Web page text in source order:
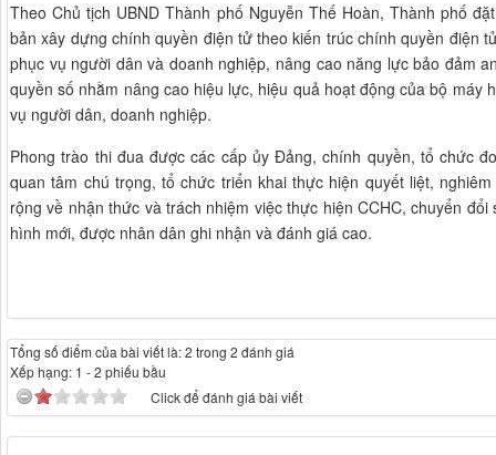
Theo Chủ tịch UBND Thành phố Nguyễn Thế Hoàn, Thành phố
bản xây dựng chính quyền điện tử theo kiến trúc chính quyền điện
phục vụ người dân và doanh nghiệp, nâng cao năng lực bảo đảm
quyền số nhằm nâng cao hiệu lực, hiệu quả hoạt động của bộ máy
vụ người dân, doanh nghiệp.
Phong trào thi đua được các cấp ủy Đảng, chính quyền, tổ chức
quan tâm chú trọng, tổ chức triển khai thực hiện quyết liệt,
rộng về nhận thức và trách nhiệm việc thực hiện CCHC, chuyển
hình mới, được nhân dân ghi nhận và đánh giá cao.
Tổng số điểm của bài viết là: 2 trong 2 đánh giá
Xếp hạng: 1 -2 phiếu bầu
Click để đánh giá bài viết